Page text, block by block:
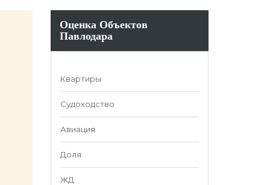
Оценка Объектов
Павлодара
Квартиры
Судоходство
Авиация
Доля
ЖД